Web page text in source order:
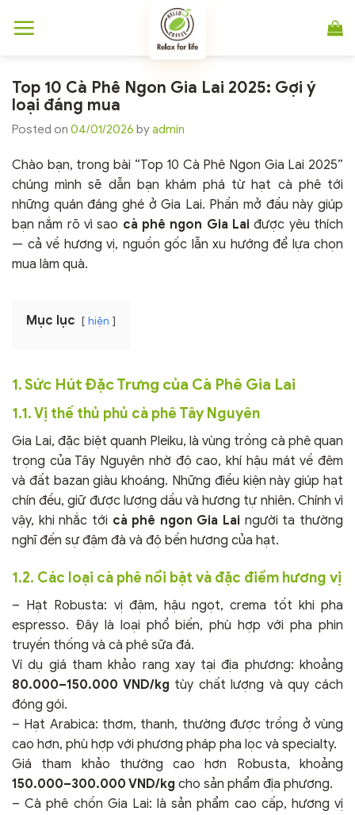
đến
Top 10 Cà Phê Ngon Gia Lai 2025: Gợi ý
loại đáng mua
Posted on 04/01/2026 byadmin
Chào bạn, trong bài “Top 10 Cà Phê Ngon Gia Lai 2025”
chúng mình sẽ dẫn bạn khám phá từ hạt cà phê tới
những quán đáng ghé ở Gia Lai. Phần mở đầu này giúp
bạn nắm rõ vì sao cà phê ngon Gia Lai được yêu thích
— cả về hương vị, nguồn gốc lẫn xu hướng để lựa chọn
mua làm quà.
Mục lục hiện
1. Sức Hút Đặc Trưng của Cà Phê Gia Lai
1.1. Vị thế thủ phủ cà phê Tây Nguyên
Gia Lai, đặc biệt quanh Pleiku, là vùng trồng cà phê quan
trọng của Tây Nguyên nhờ độ cao, khí hậu mát về đêm
và đất bazan giàu khoáng. Những điều kiện này giúp hạt
chín đều, giữ được lượng dầu và hương tự nhiên. Chính vì
vậy, khi nhắc tới cà phê ngon Gia Lai người ta thường
nghĩ đến sự đậm đà và độ bền hương của hạt.
1.2. Các loại cà phê nổi bật và đặc điểm hương vị
– Hạt Robusta: vị đậm, hậu ngọt, crema tốt khi pha
espresso. Đây là loại phổ biến, phù hợp với pha phin
truyền thống và cà phê sữa đá.
Ví dụ giá tham khảo rang xay tại địa phương: khoảng
80.000–150.000 VND/kg tùy chất lượng và quy cách
đóng gói.
– Hạt Arabica: thơm, thanh, thường được trồng ở vùng
cao hơn, phù hợp với phương pháp pha lọc và specialty.
Giá tham khảo thường cao hơn Robusta, khoảng
150.000–300.000 VND/kg cho sản phẩm địa phương.
– Cà phê chồn Gia Lai: là sản phẩm cao cấp, hương vị